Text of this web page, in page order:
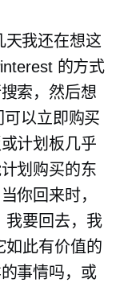
天我还在想这
的方式
索，然后想
以立即购买
计划板几乎
划购买的东
你回来时，
我要回去，我
如此有价值的
事情吗，或